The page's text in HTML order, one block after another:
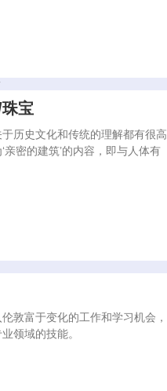
宝
历史文化和传统的理解都有很高
密的建筑’的内容，即与人体有
敦富于变化的工作和学习机会，
领域的技能。